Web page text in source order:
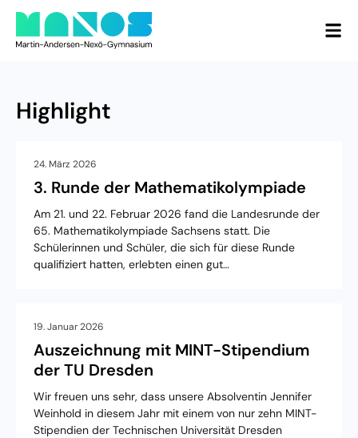
Highlight
24. März 2026
3. Runde der Mathematikolympiade
Am 21. und 22. Februar 2026 fand die Landesrunde der
65. Mathematikolympiade Sachsens statt. Die
Schülerinnen und Schüler, die sich für diese Runde
qualifiziert hatten, erlebten einen gut…
19. Januar 2026
Auszeichnung mit MINT-Stipendium
der TU Dresden
Wir freuen uns sehr, dass unsere Absolventin Jennifer
Weinhold in diesem Jahr mit einem von nur zehn MINT-
Stipendien der Technischen Universität Dresden